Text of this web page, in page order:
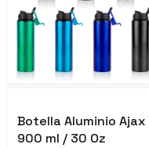
Botella Aluminio Ajax
900 ml / 30 Oz